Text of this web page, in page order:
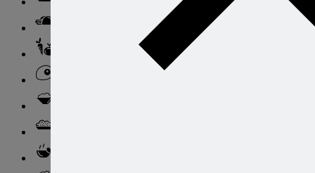
Блюда из овощей